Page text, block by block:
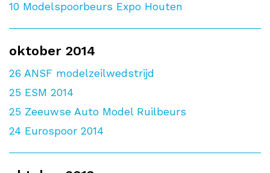
10 Modelspoorbeurs Expo Houten
oktober 2014
26 ANSF modelzeilwedstrijd
25 ESM 2014
25 Zeeuwse Auto Model Ruilbeurs
24 Eurospoor 2014